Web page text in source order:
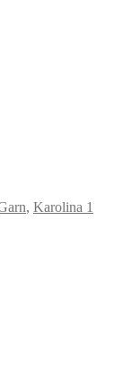
, Karolina 1